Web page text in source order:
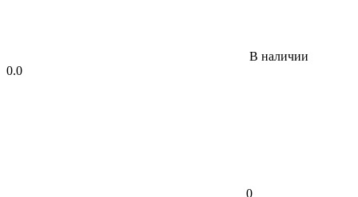
В наличии
0.0
0